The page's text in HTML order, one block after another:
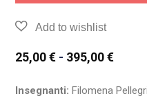
25,00€ - 395,00€
Insegnanti: Filomena